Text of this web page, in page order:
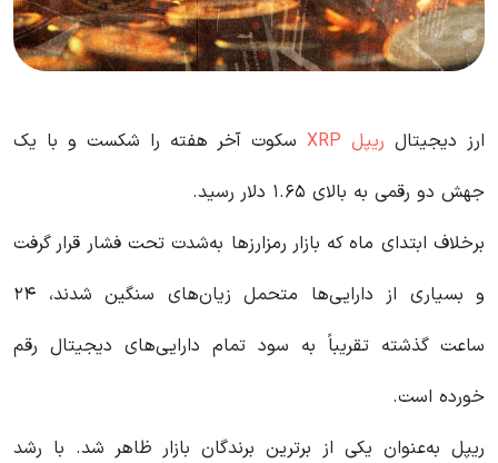
ارز دیجیتال ریپل XRP
سکوت آخر هفته را شکست و با یک
جهش دو رقمی به بالای ۱.۶۵ دلار رسید.
برخلاف ابتدای ماه که بازار رمزارزها به‌شدت تحت فشار قرار گرفت
و بسیاری از دارایی‌ها متحمل زیان‌های سنگین شدند، ۲۴
ساعت گذشته تقریباً به سود تمام دارایی‌های دیجیتال رقم
خورده است.
ریپل به‌عنوان یکی از برترین برندگان بازار ظاهر شد. با رشد